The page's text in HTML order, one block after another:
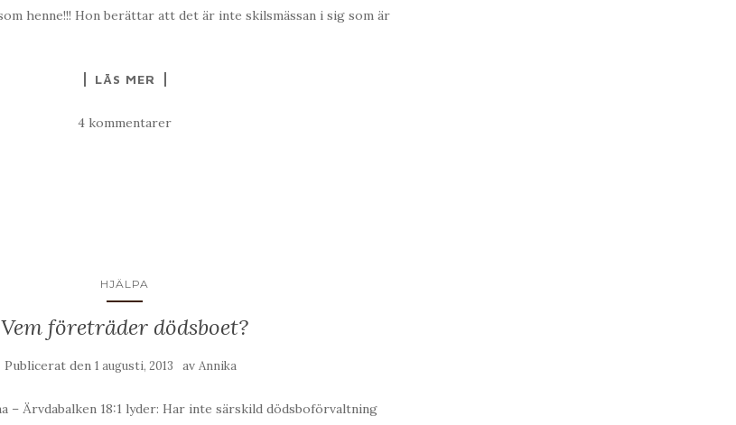
henne!!! Hon berättar att det är inte skilsmässan i sig som är
LÄS MER
4 kommentarer
HJÄLPA
Vem företräder dödsboet?
Publicerat den 1 augusti, 2013 av Annika
– Ärvdabalken 18:1 lyder: Har inte särskild dödsboförvaltning